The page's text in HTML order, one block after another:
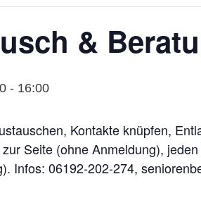
&
- 16:00
Kontakte knüpfen,
Seite (ohne Anmeldung),
Infos: 06192-202-274,